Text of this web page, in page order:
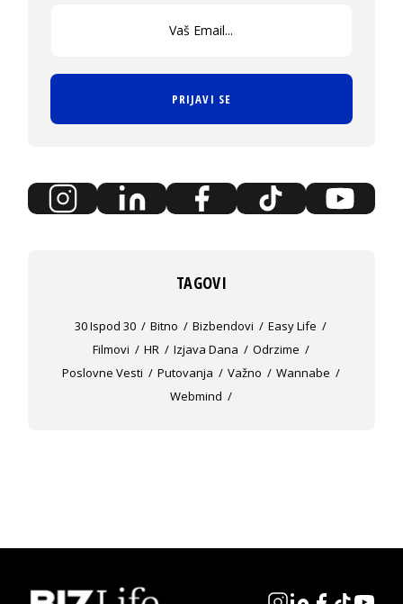
PRIJAVI SE
TAGOVI
30 Ispod 30 Bitno Bizbendovi
Easy Life
Filmovi
HR Izjava Dana
Odrzime
Poslovne Vesti
Putovanja Važno
Wannabe
Webmind